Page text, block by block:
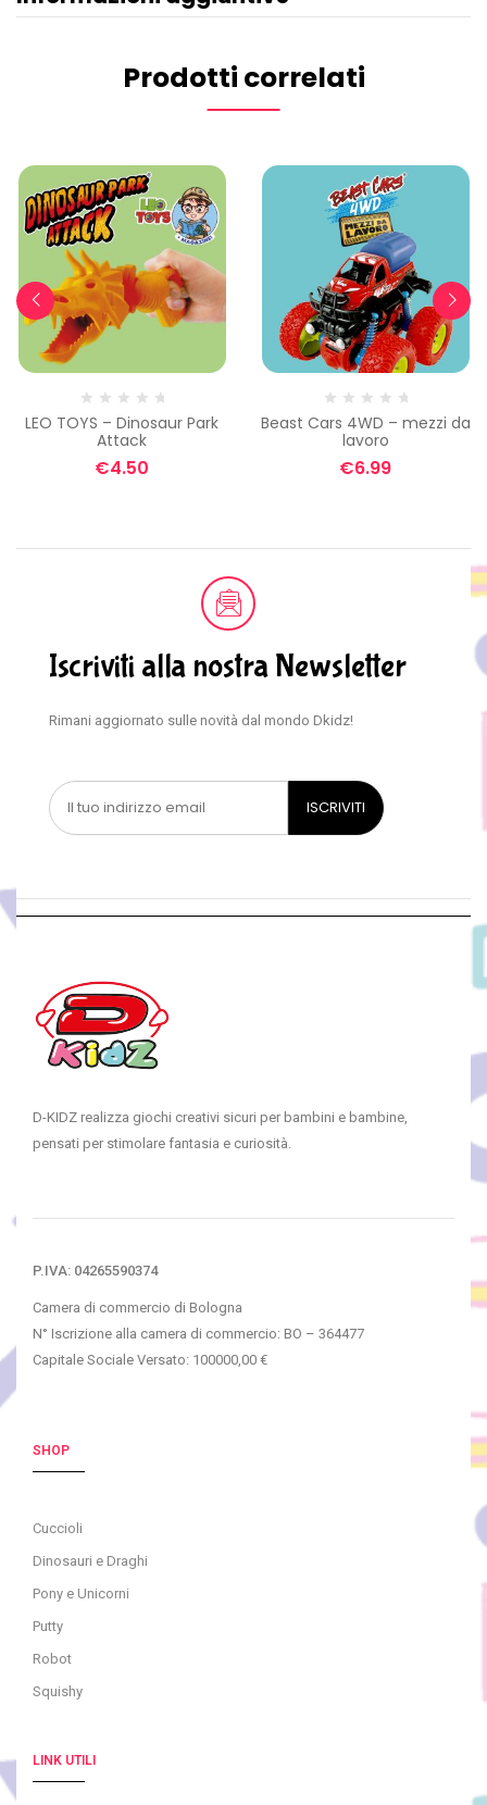
Prodotti correlati
LEO TOYS – Dinosaur Park
Attack
€4.50
Beast Cars 4WD – mezzi da
lavoro
€6.99
Iscriviti alla nostra Newsletter
Rimani aggiornato sulle novità dal mondo Dkidz!
D-KIDZ realizza giochi creativi sicuri per bambini e bambine,
pensati per stimolare fantasia e curiosità.
P.IVA: 04265590374
Camera di commercio di Bologna
N° Iscrizione alla camera di commercio: BO – 364477
Capitale Sociale Versato: 100000,00 €
SHOP
Cuccioli
Dinosauri e Draghi
Pony e Unicorni
Putty
Robot
Squishy
LINK UTILI